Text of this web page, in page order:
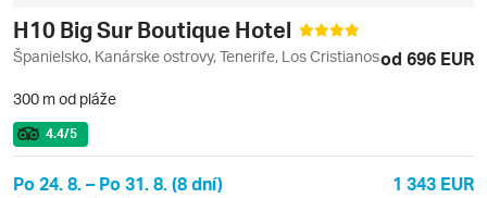
H10 Big Sur Boutique Hotel
Španielsko, Kanárske ostrovy, Tenerife, Los Cristianosod 696 EUR
300 m od pláže
4.4/5
Po 24. 8. – Po 31. 8. (8 dní) 1 343 EUR